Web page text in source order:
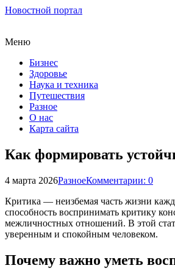
Новостной портал
Меню
Бизнес
Здоровье
Наука и техника
Путешествия
Разное
О нас
Карта сайта
Как формировать
4 марта 2026РазноеКомментарии: 0
Критика — неизбемая часть жизни
способность воспринимать критику
межличностных отношений. В этой
уверенным и спокойным человеком.
Почему важно уметь